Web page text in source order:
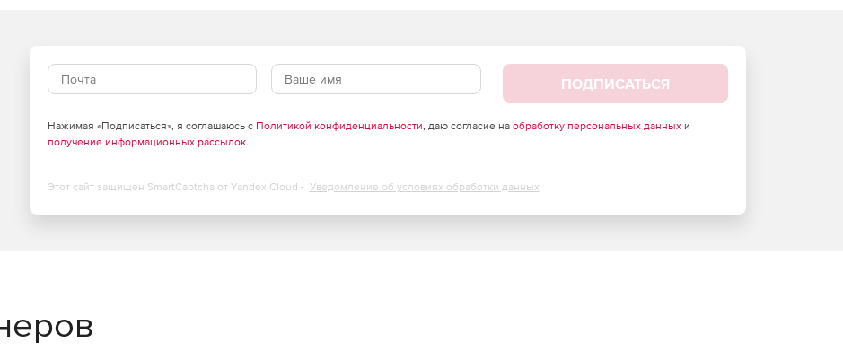
программы co-sell Microsoft, победителем
ведущих ИТ-интеграторов и вендоров.
на версию SaaS.
Box Starter MINI (SaaS)
ПОДПИСАТЬСЯ
Нажимая «Подписаться», я соглашаюсь с Политикой конфиденциальности, даю согласие на обработку персональных данныхи
получение информационных рассылок.
Этот сайт защищен SmartCaptcha от Yandex Cloud - Уведомление об условиях обработки данных